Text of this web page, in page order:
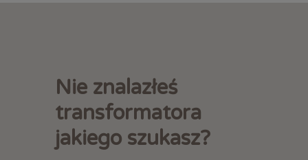
Nie znalazłeś
transformatora
jakiego szukasz?